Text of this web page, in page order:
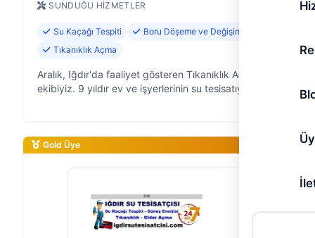
SUNDUĞU HIZMETLER
Su Kaçağı Tespiti
Boru Döşeme ve Değişimi
Tıkanıklık Açma
Aralık, Iğdır'da faaliyet gösteren Tıkanıklık Açma
ekibiyiz. 9 yıldır ev ve işyerlerinin su tesisatıyla ilgili
Gold Üye